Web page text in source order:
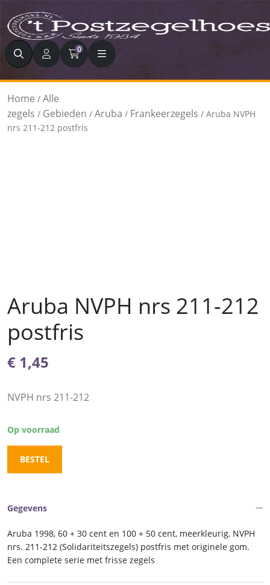
Zoeken 0
Home / Alle
zegels / Gebieden / Aruba / Frankeerzegels / Aruba NVPH
nrs 211-212 postfris
Aruba NVPH nrs 211-212
postfris
€ 1,45
NVPH nrs 211-212
Op voorraad
BESTEL
Gegevens
Aruba 1998, 60 + 30 cent en 100 + 50 cent, meerkleurig, NVPH
nrs. 211-212 (Solidariteitszegels) postfris met originele gom.
Een complete serie met frisse zegels